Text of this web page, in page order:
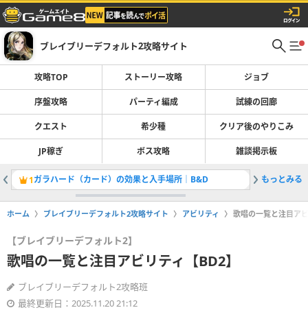
ブレイブリーデフォルト2攻略サイト
攻略TOP ストーリー攻略 ジョブ
序盤攻略 パーティ編成 試練の回廊
クエスト 希少種 クリア後のやりこみ
JP稼ぎ ボス攻略 雑談掲示板
1ガラハード（カード）の効果と入手場所｜B&D 2状態異
もっとみる
ホーム ブレイブリーデフォルト2攻略サイト アビリティ 歌唱の一覧と注目ア
【ブレイブリーデフォルト2】
歌唱の一覧と注目アビリティ【BD2】
ブレイブリーデフォルト2攻略班
最終更新日：2025.11.20 21:12